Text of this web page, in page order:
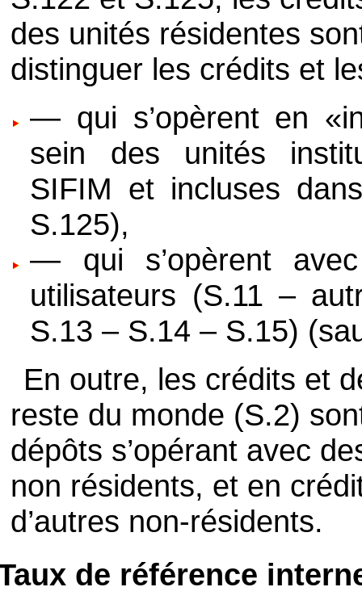
des unités résidentes
distinguer les crédits et
— qui s’opèrent en
sein des unités
SIFIM et incluses
S.125),
— qui s’opèrent
utilisateurs (S.11 –
S.13 – S.14 – S.15)
En outre, les crédits et
reste du monde (S.2)
dépôts s’opérant avec
non résidents, et en
d’autres non-résidents.
de référence